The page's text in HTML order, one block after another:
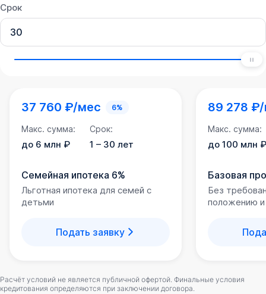
Срок
37 760 ₽/мес 6%
Макс. сумма:
до 6 млн ₽
Срок:
1 – 30 лет
Семейная ипотека 6%
Льготная ипотека для семей с
детьми
Подать заявку
89 278
Макс. сумма:
до 100 млн ₽
Базовая
Без
положению
Расчёт условий не является публичной офертой. Финальные условия
кредитования определяются при заключении договора.